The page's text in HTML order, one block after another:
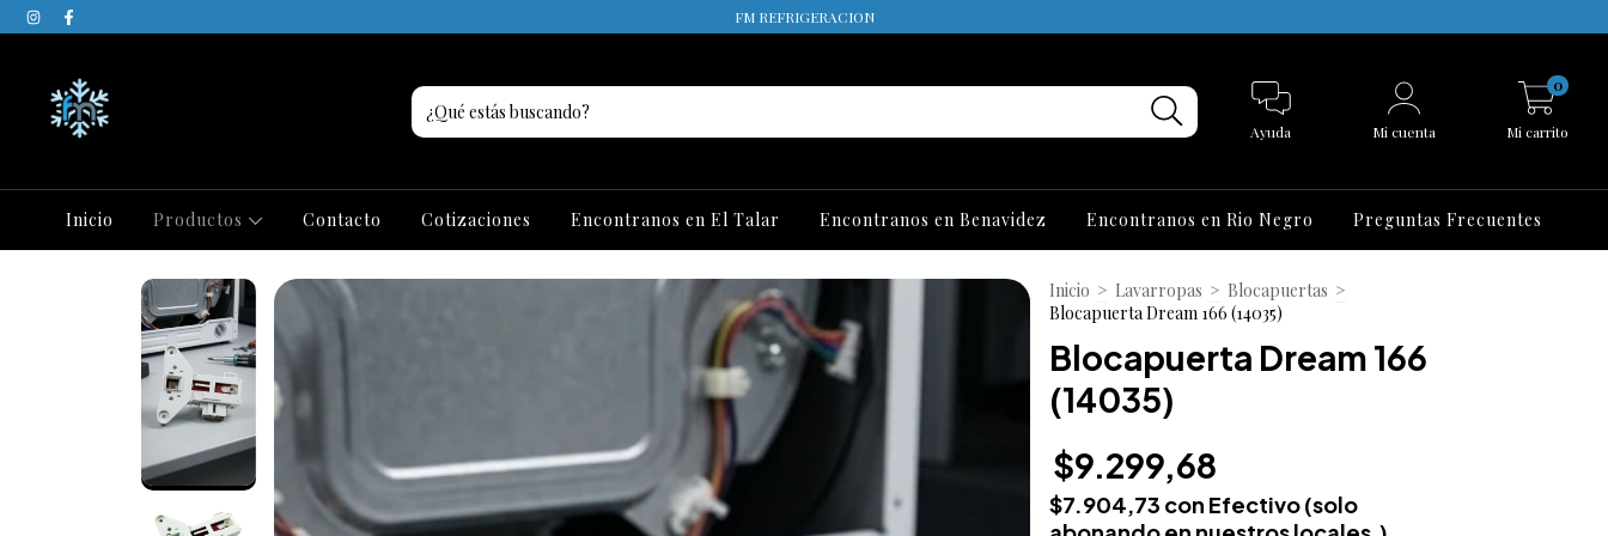
FM REFRIGERACION
Ayuda Mi cuenta Mi carrito
0
Inicio Productos Contacto Cotizaciones Encontranos en El Talar Encontranos en Benavidez Encontranos en Rio Negro Preguntas Frecuentes
Inicio > Lavarropas > Blocapuertas >
Blocapuerta Dream 166 (14035)
Blocapuerta Dream 166
(14035)
$9.299,68
$7.904,73 con Efectivo (solo